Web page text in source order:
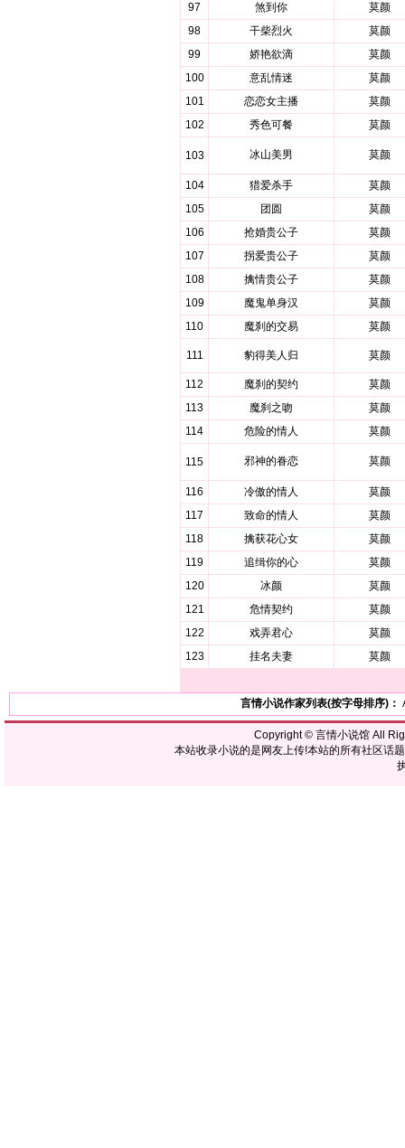
97
煞到你
莫颜
98
干柴烈火
莫颜
99
娇艳欲滴
莫颜
100
意乱情迷
莫颜
101
恋恋女主播
莫颜
102
秀色可餐 莫颜
103 冰山美男 莫颜
104 猎爱杀手
莫颜
105
团圆
莫颜
106
抢婚贵公子
莫颜
107
拐爱贵公子
莫颜
108
擒情贵公子
莫颜
109
魔鬼单身汉
莫颜
110
魔刹的交易 莫颜
111 豹得美人归 莫颜
112 魔刹的契约
莫颜
113
魔刹之吻
莫颜
114
危险的情人 莫颜
115 邪神的眷恋 莫颜
116 冷傲的情人
莫颜
117
致命的情人
莫颜
118
擒获花心女
莫颜
119
追缉你的心
莫颜
120
冰颜
莫颜
121
危情契约
莫颜
122
戏弄君心
莫颜
123
挂名夫妻 莫颜
言情小说作家列表(按字母排序)：
Copyright © 言情小说馆All
本站收录小说的是网友上传!本站的所有社区话